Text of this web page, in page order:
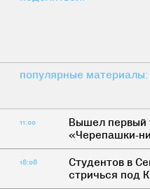
популярные материалы:
11:00
Вышел первый
«Черепашки-
18:08
Студентов в
стричься под